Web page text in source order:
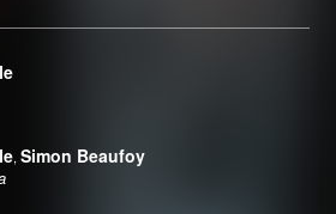
,Simon Beaufoy